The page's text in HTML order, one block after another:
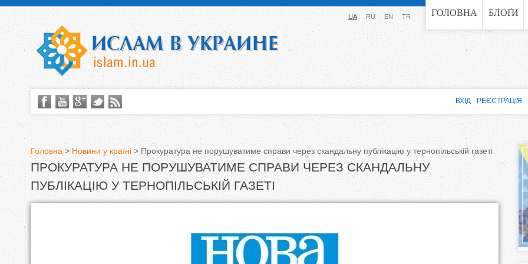
Jump to navigation ГОЛОВНА БЛОҐИ
UA RU EN TR
В
и
Головна > Новини у країні > Прокуратура не порушуватиме справи через скандальну публікацію у тернопільській газеті
ПРОКУРАТУРА НЕ ПОРУШУВАТИМЕ СПРАВИ ЧЕРЕЗ СКАНДАЛЬНУ
ПУБЛІКАЦІЮ У ТЕРНОПІЛЬСЬКІЙ ГАЗЕТІ
ВХІД РЕЄСТРАЦІЯ